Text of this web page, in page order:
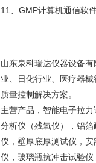
11、GMP计算机通信软
山东泉科瑞达仪器设备
业、日化行业、医疗器
质量控制解决方案。
主营产品，智能电子拉
分析仪（残氧仪），铝
仪，壁厚底厚测试仪，
仪，玻璃瓶抗冲击试验